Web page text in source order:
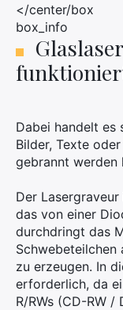
</center/box
box_info
Dabei handelt es
Bilder, Texte
gebrannt werden
Der
das von einer
durchdringt das
Schwebeteilchen
zu erzeugen. In
erforderlich, da
R/RWs (CD-RW /